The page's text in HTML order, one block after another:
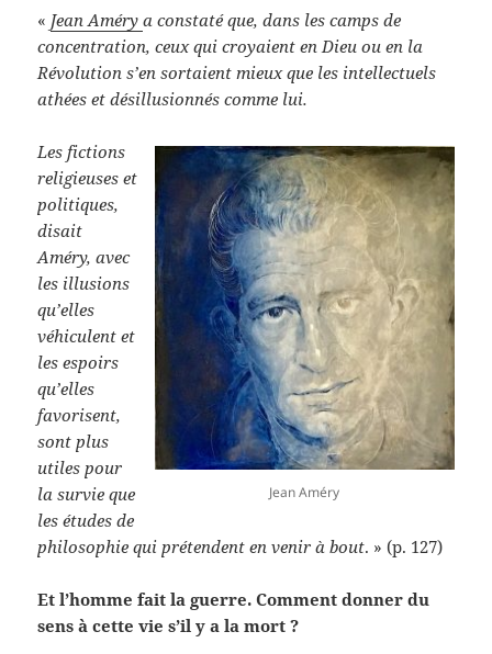
« Jean Amérya constaté que, dans les camps de
concentration, ceux qui croyaient en Dieu ou en la
Révolution s’en sortaient mieux que les intellectuels
athées et désillusionnés comme lui.
Jean Améry
Les fictions
religieuses et
politiques,
disait
Améry, avec
les illusions
qu’elles
véhiculent et
les espoirs
qu’elles
favorisent,
sont plus
utiles pour
la survie que
les études de
philosophie qui prétendent en venir à bout. » (p. 127)
Et l’homme fait la guerre. Comment donner du
sens à cette vie s’il y a la mort ?